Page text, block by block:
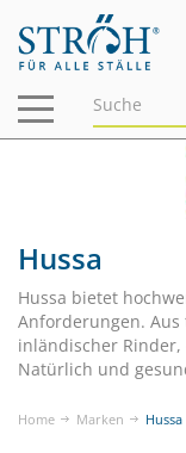
Navigation
ein-/ausblenden
Hussa
Hussa bietet
Anforderungen.
inländischer
Natürlich und
Home Marken Hussa